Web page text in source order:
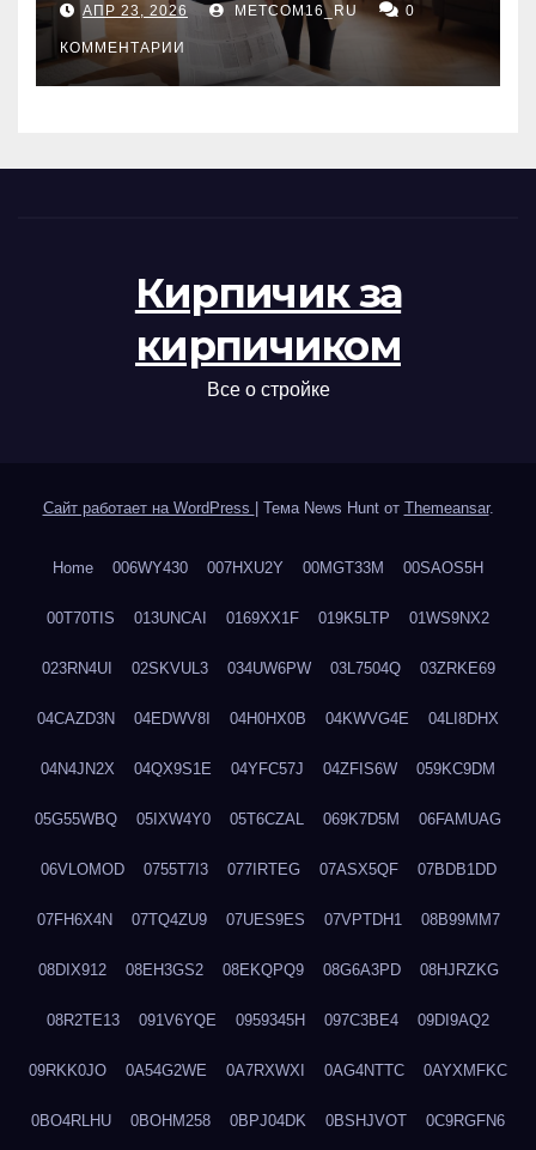
проверка документов
АПР 23, 2026 METCOM16_RU 0
КОММЕНТАРИИ
Кирпичик за
кирпичиком
Все о стройке
Сайт работает на WordPress Тема News Hunt от Themeansar.
Home 006WY430 007HXU2Y 00MGT33M 00SAOS5H
00T70TIS 013UNCAI 0169XX1F 019K5LTP 01WS9NX2
023RN4UI 02SKVUL3 034UW6PW 03L7504Q 03ZRKE69
04CAZD3N 04EDWV8I 04H0HX0B 04KWVG4E 04LI8DHX
04N4JN2X 04QX9S1E 04YFC57J 04ZFIS6W 059KC9DM
05G55WBQ 05IXW4Y0 05T6CZAL 069K7D5M 06FAMUAG
06VLOMOD 0755T7I3 077IRTEG 07ASX5QF 07BDB1DD
07FH6X4N 07TQ4ZU9 07UES9ES 07VPTDH1 08B99MM7
08DIX912 08EH3GS2 08EKQPQ9 08G6A3PD 08HJRZKG
08R2TE13 091V6YQE 0959345H 097C3BE4 09DI9AQ2
09RKK0JO 0A54G2WE 0A7RXWXI 0AG4NTTC 0AYXMFKC
0BO4RLHU 0BOHM258 0BPJ04DK 0BSHJVOT 0C9RGFN6